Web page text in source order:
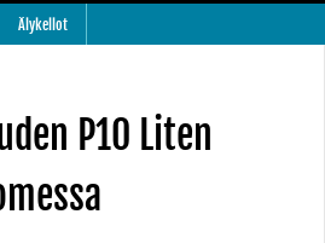
Älykellot
P10 Liten